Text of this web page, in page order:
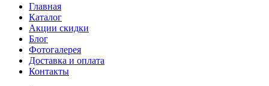
Главная
Каталог
Акции скидки
Блог
Фотогалерея
Доставка и оплата
Контакты